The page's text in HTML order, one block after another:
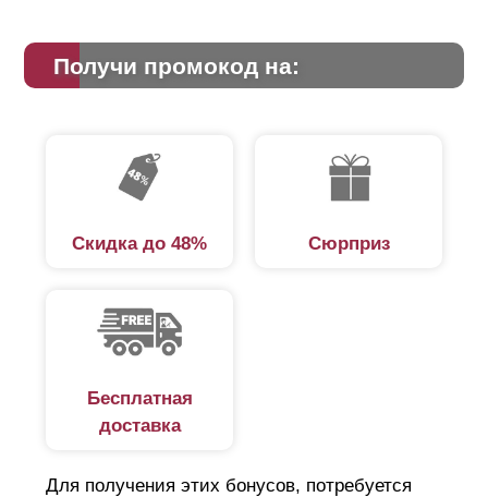
Получи промокод на:
Скидка до 48% Сюрприз
Бесплатная
доставка
Для получения этих бонусов, потребуется